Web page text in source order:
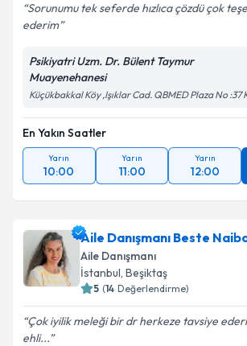
Sorunumu tek seferde hızlıca çözdü çok
ederim
Psikiyatri Uzm. Dr. Bülent Taymur
Muayenehanesi
Küçükbakkal Köy ,Işıklar Cad. QBMED Plaza No :37
En Yakın Saatler
Yarın
10:00
Yarın
11:00
Yarın
12:00
Aile Danışmanı Beste
Aile Danışmanı
İstanbul, Beşiktaş
5 (14 Değerlendirme)
Çok iyilik meleği bir dr herkeze tavsiye
ehli...